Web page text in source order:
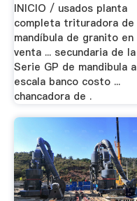
INICIO / usados planta
completa trituradora de
mandíbula de granito en
venta ... secundaria de la
Serie GP de mandibula a
escala banco costo ...
chancadora de .